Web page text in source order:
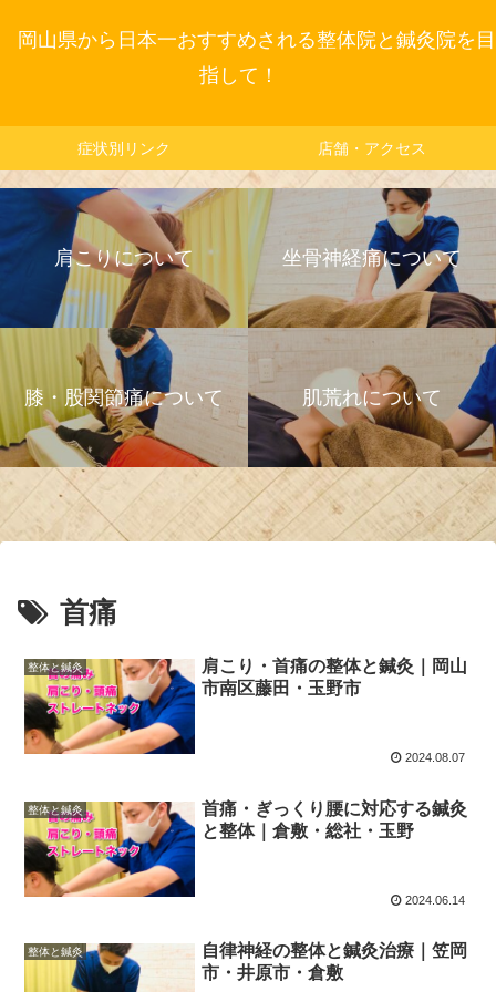
岡山県から日本一おすすめされる整体院と鍼灸院を目
指して！
症状別リンク 店舗・アクセス
肩こりについて 坐骨神経痛について
膝・股関節痛について 肌荒れについて
首痛
整体と鍼灸
肩こり・首痛の整体と鍼灸｜岡山
市南区藤田・玉野市
2024.08.07
整体と鍼灸
首痛・ぎっくり腰に対応する鍼灸
と整体｜倉敷・総社・玉野
2024.06.14
整体と鍼灸
自律神経の整体と鍼灸治療｜笠岡
市・井原市・倉敷